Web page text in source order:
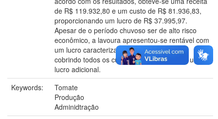
de R$ 119.932,80 e um custo de R$ 81.936,83,
proporcionando um lucro de R$ 37.995,97.
Apesar de o período chuvoso ser de alto risco
econômico, a lavoura apresentou-se rentável com
um lucro caracterizado como super normal,
cobrindo todos os custos e proporcionando um
lucro adicional.
Keywords:
Tomate
Produção
Adminidtração